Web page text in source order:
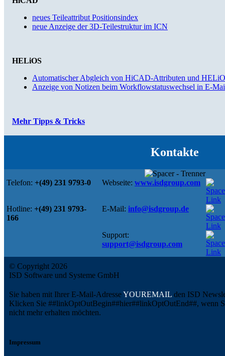
neues Teileattribut Positionsindex
neue Anzeige der 3D-Teilestruktur im ICN
HELiOS
Automatischer Abgleich von HiCAD-Attributen und
Anzeige von Notizen beim Workflowstatuswechsel in E-
Mehr Tipps & Tricks
Kontakte
Telefon: +(49) 231 9793-0 Webseite: www.isdgroup.com
Hotline: +(49) 231 9793-
166
E-Mail: info@isdgroup.de
Support:
support@isdgroup.com
© Copyright 2026
ISD Software und Systeme GmbH
Sie haben mit Ihrer E-Mail-AdresseYOUREMAIL den ISD
Klicken Sie ##linkOptOutBegin##hier##linkOptOutEnd##, wenn
nicht mehr erhalten möchten.
Impressum